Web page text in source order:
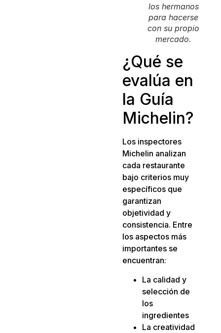
los hermanos
para hacerse
con su propio
mercado.
¿Qué se
evalúa en
la Guía
Michelin?
Los inspectores
Michelin analizan
cada restaurante
bajo criterios muy
específicos que
garantizan
objetividad y
consistencia. Entre
los aspectos más
importantes se
encuentran:
La calidad y
selección de
los
ingredientes
La creatividad